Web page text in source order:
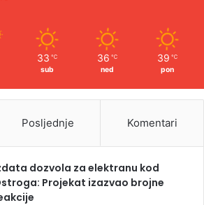
33 ℃
sub
36 ℃
ned
39 ℃
pon
Posljednje Komentari
dozvola za elektranu kod
Projekat izazvao brojne